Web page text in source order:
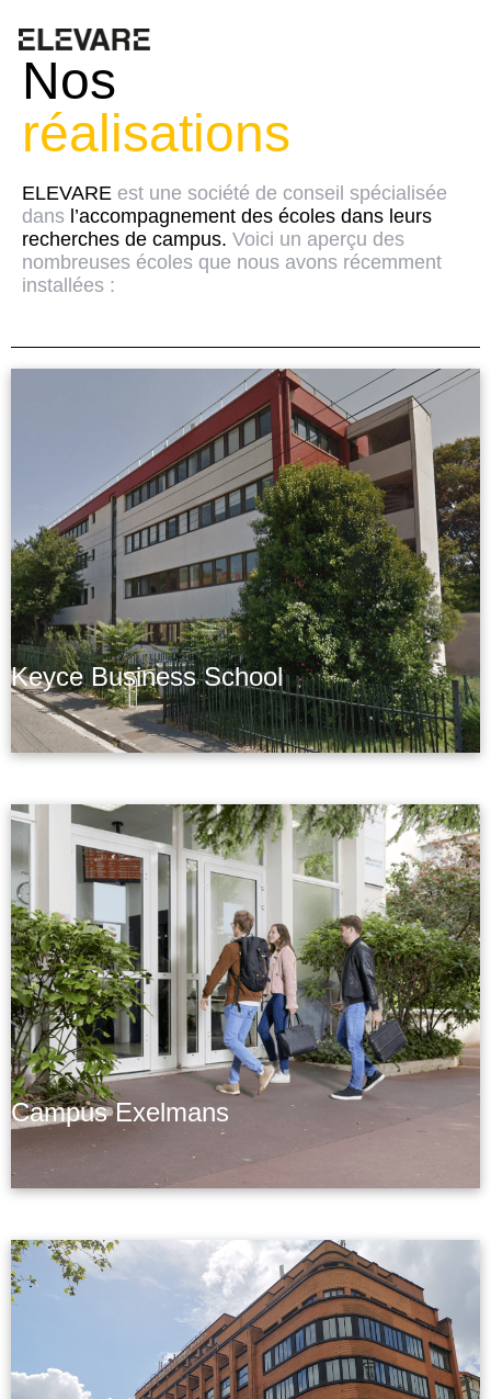
Aller
contenu
Nos
réalisations
ELEVARE est une société de conseil spécialisée
dans l’accompagnement des écoles dans leurs
recherches de campus. Voici un aperçu des
nombreuses écoles que nous avons récemment
installées :
Keyce Business School
Campus Exelmans